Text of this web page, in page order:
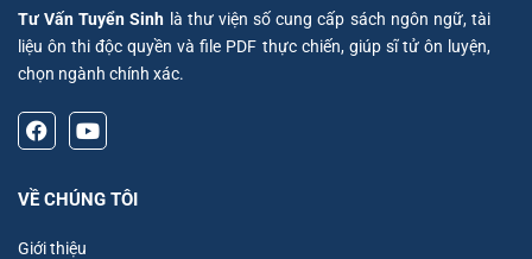
Tư Vấn Tuyển Sinh là thư viện số cung cấp sách ngôn ngữ, tài
liệu ôn thi độc quyền và file PDF thực chiến, giúp sĩ tử ôn luyện,
chọn ngành chính xác.
VỀ CHÚNG TÔI
Giới thiệu